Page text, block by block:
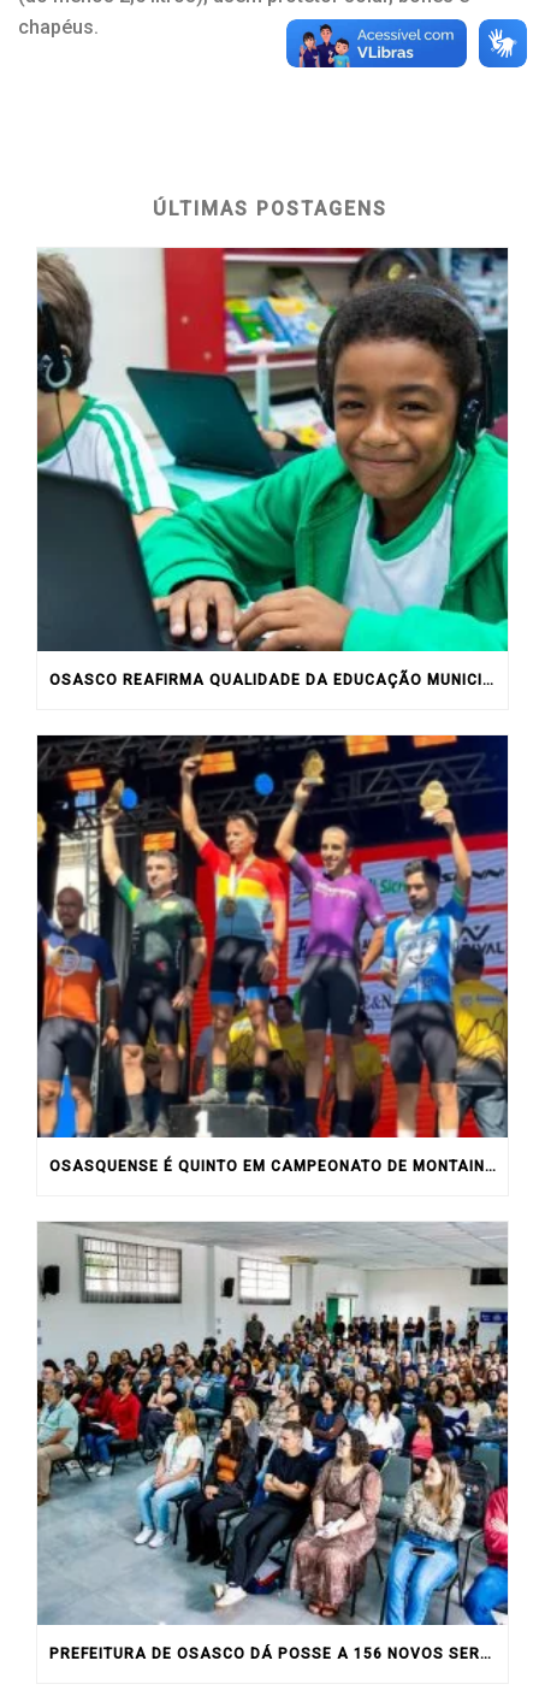
chapéus.
ÚLTIMAS POSTAGENS
OSASCO REAFIRMA QUALIDADE DA EDUCAÇÃO MUNICIPAL COM RESULTADOS DO IDEB
OSASQUENSE É QUINTO EM CAMPEONATO DE MONTAIN BIKE NO INTERIOR DO ESTADO
PREFEITURA DE OSASCO DÁ POSSE A 156 NOVOS SERVIDORES